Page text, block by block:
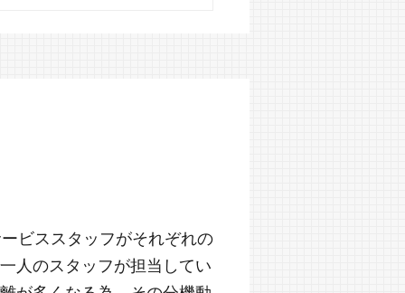
ビススタッフがそれぞれの
人のスタッフが担当してい